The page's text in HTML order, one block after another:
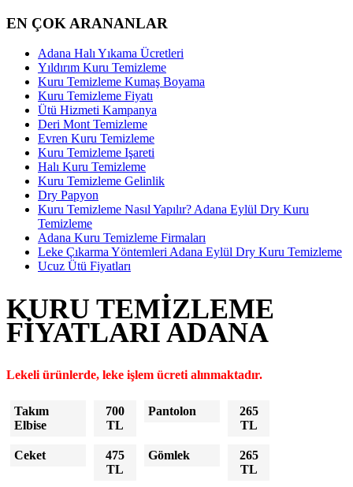
EN ÇOK ARANANLAR
Adana Halı Yıkama Ücretleri
Yıldırım Kuru Temizleme
Kuru Temizleme Kumaş Boyama
Kuru Temizleme Fiyatı
Ütü Hizmeti Kampanya
Deri Mont Temizleme
Evren Kuru Temizleme
Kuru Temizleme Işareti
Halı Kuru Temizleme
Kuru Temizleme Gelinlik
Dry Papyon
Kuru Temizleme Nasıl Yapılır? Adana Eylül Dry Kuru
Temizleme
Adana Kuru Temizleme Firmaları
Leke Çıkarma Yöntemleri Adana Eylül Dry Kuru Temizleme
Ucuz Ütü Fiyatları
KURU TEMIZLEME
FIYATLARI ADANA
Lekeli ürünlerde, leke işlem ücreti alınmaktadır.
Takım
Elbise
700
TL
Pantolon
265
TL
Ceket
475
TL
Gömlek
265
TL